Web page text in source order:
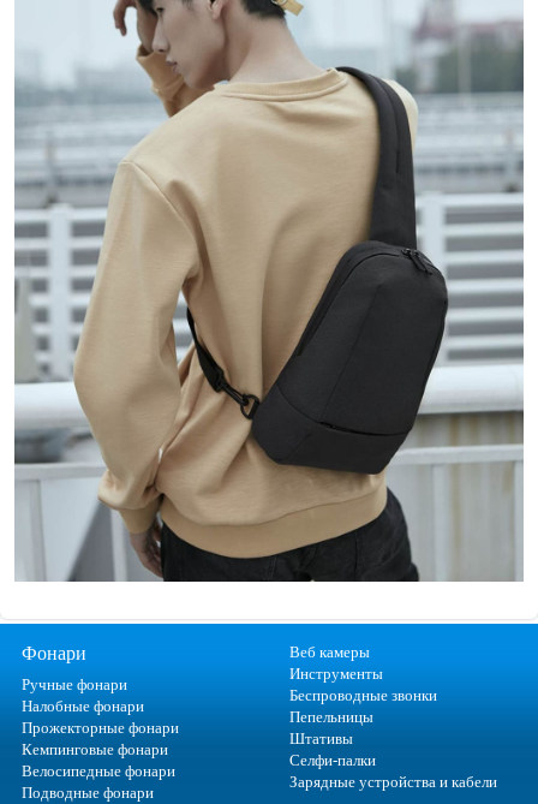
Фонари
Ручные фонари
Налобные фонари
Прожекторные фонари
Кемпинговые фонари
Велосипедные фонари
Подводные фонари
Веб камеры
Инструменты
Беспроводные звонки
Пепельницы
Штативы
Селфи-палки
Зарядные устройства и кабели